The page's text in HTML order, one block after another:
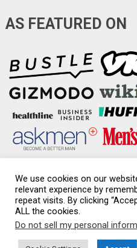
AS FEATURED ON
Condom-Sizes.org
Disclaimer & Affiliate
Privacy policy|
We use cookies on our
relevant experience by
repeat visits. By clicking
ALL the cookies.
Do not sell my personal